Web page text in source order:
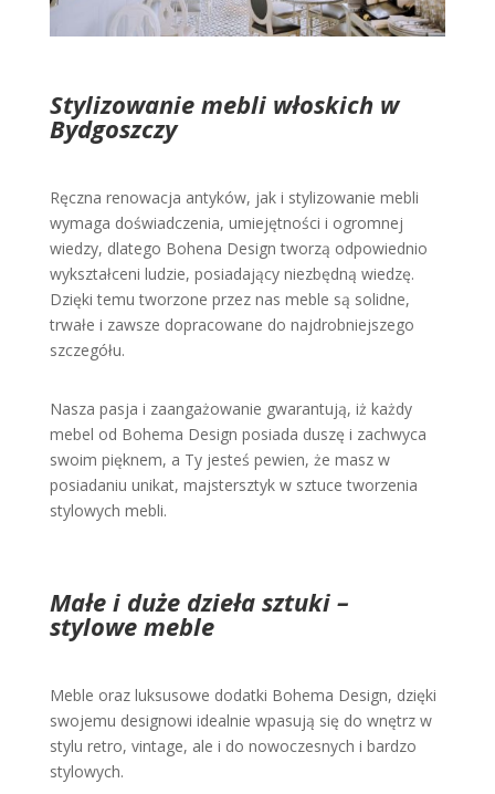
Stylizowanie mebli włoskich w
Bydgoszczy
Ręczna renowacja antyków, jak i stylizowanie mebli
wymaga doświadczenia, umiejętności i ogromnej
wiedzy, dlatego Bohena Design tworzą odpowiednio
wykształceni ludzie, posiadający niezbędną wiedzę.
Dzięki temu tworzone przez nas meble są solidne,
trwałe i zawsze dopracowane do najdrobniejszego
szczegółu.
Nasza pasja i zaangażowanie gwarantują, iż każdy
mebel od Bohema Design posiada duszę i zachwyca
swoim pięknem, a Ty jesteś pewien, że masz w
posiadaniu unikat, majstersztyk w sztuce tworzenia
stylowych mebli.
Małe i duże dzieła sztuki –
stylowe meble
Meble oraz luksusowe dodatki Bohema Design, dzięki
swojemu designowi idealnie wpasują się do wnętrz w
stylu retro, vintage, ale i do nowoczesnych i bardzo
stylowych.